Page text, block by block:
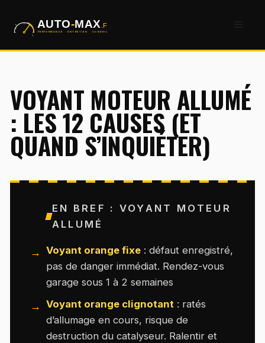
VOYANT MOTEUR ALLUMÉ
: LES 12 CAUSES (ET
QUAND S’INQUIÉTER)
EN BREF : VOYANT MOTEUR
ALLUMÉ
Voyant orange fixe : défaut enregistré,
pas de danger immédiat. Rendez-vous
garage sous 1 à 2 semaines
Voyant orange clignotant : ratés
d’allumage en cours, risque de
destruction du catalyseur. Ralentir et